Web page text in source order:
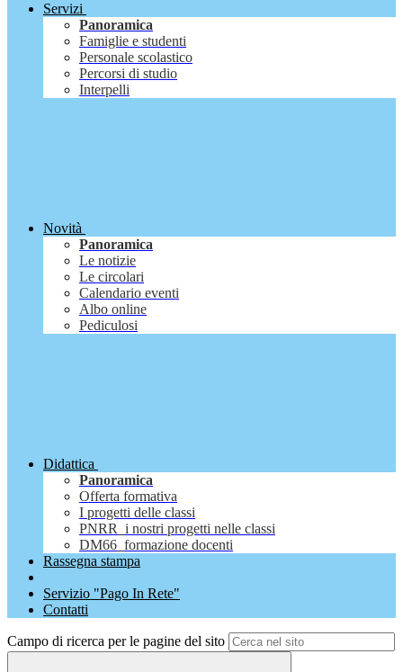
Servizi
Panoramica
Famiglie e studenti
Personale scolastico
Percorsi di studio
Interpelli
Novità
Panoramica
Le notizie
Le circolari
Calendario eventi
Albo online
Pediculosi
Didattica
Panoramica
Offerta formativa
I progetti delle classi
PNRR_i nostri progetti nelle classi
DM66_formazione docenti
Rassegna stampa
Servizio "Pago In Rete"
Contatti
Campo di ricerca per le pagine del sito